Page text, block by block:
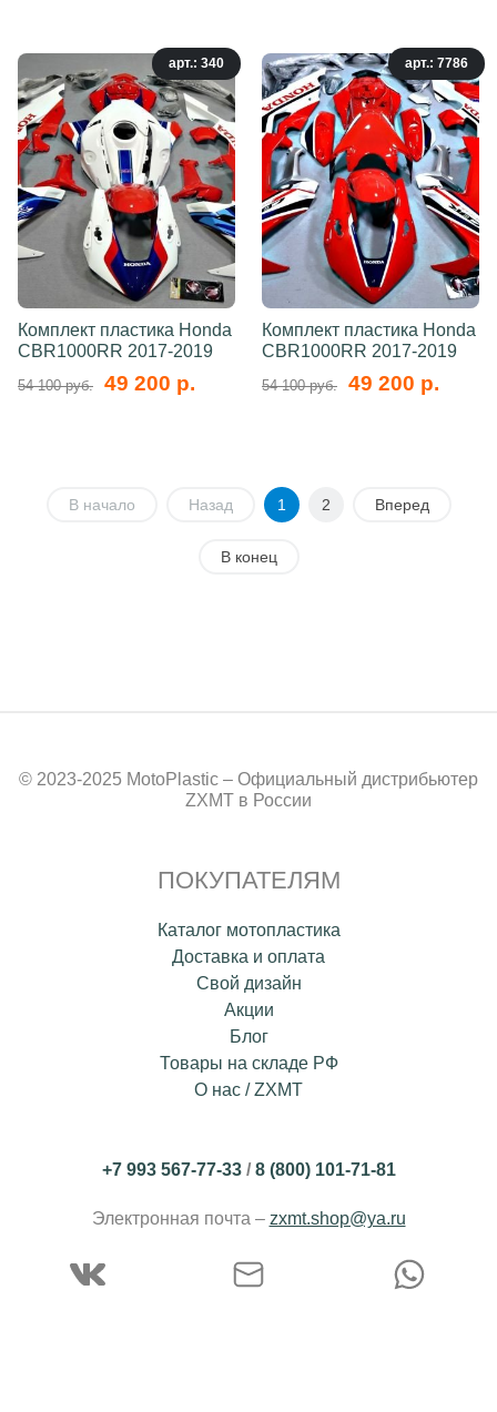
арт.: 340
Комплект пластика Honda
CBR1000RR 2017-2019
54 100 руб. 49 200 р.
арт.: 7786
Комплект пластика Honda
CBR1000RR 2017-2019
54 100 руб. 49 200 р.
В начало Назад 1 2 Вперед
В конец
© 2023-2025 MotoPlastic – Официальный дистрибьютер
ZXMT в России
ПОКУПАТЕЛЯМ
Каталог мотопластика
Доставка и оплата
Свой дизайн
Акции
Блог
Товары на складе РФ
О нас / ZXMT
+7 993 567-77-33/8 (800) 101-71-81
Электронная почта – zxmt.shop@ya.ru